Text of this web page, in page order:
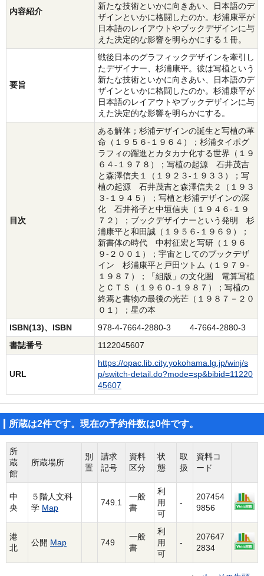
内容紹介
新たな技術といかに向きあい、日本語のデ
ザインといかに格闘したのか。杉浦康平が
日本語のレイアウトやブックデザインに与
えた決定的な影響を明らかにする１冊。
要旨
戦後日本のグラフィックデザインを牽引し
たデザイナー、杉浦康平。彼は写植という
新たな技術といかに向きあい、日本語のデ
ザインといかに格闘したのか。杉浦康平が
日本語のレイアウトやブックデザインに与
えた決定的な影響を明らかにする。
目次
ある解体；杉浦デザインの誕生と写植の革
命（１９５６‐１９６４）；杉浦タイポグ
ラフィの躍進とカタカナ化する世界（１９
６４‐１９７８）；写植の起源 石井茂吉
と森澤信夫１（１９２３‐１９３３）；写
植の起源 石井茂吉と森澤信夫２（１９３
３‐１９４５）；写植と杉浦デザインの深
化 石井裕子と中垣信夫（１９４６‐１９
７２）；ブックデザイナーという発明 杉
浦康平と和田誠（１９５６‐１９６９）；
新書体の時代 中村征宏と写研（１９６
９‐２００１）；宇宙としてのブックデザ
イン 杉浦康平と戸田ツトム（１９７９‐
１９８７）；「組版」の文化圏 電算写植
とＣＴＳ（１９６０‐１９８７）；写植の
終焉と書物の最後の光芒（１９８７－２０
０１）；星の本
ISBN(13)、ISBN
978-4-7664-2880-3 4-7664-2880-3
書誌番号
1122045607
URL
https://opac.lib.city.yokohama.lg.jp/winj/s
p/switch-detail.do?mode=sp&bibid=11220
45607
所蔵は2件です。現在の予約件数は0件です。
所
蔵
館
所蔵場所
別
置
請求
記号
資料
区分
状
態
取
扱
資料コ
ード
中
央
５階人文科
学 Map
749.1
一般
書
利
用
可
-
207454
9856
港
北
公開 Map 749
一般
書
利
用
可
-
207647
2834